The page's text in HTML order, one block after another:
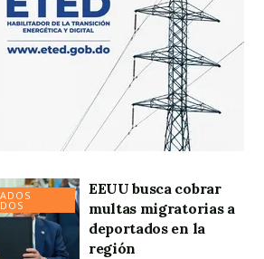
EEUU busca cobrar
multas migratorias a
deportados en la
región